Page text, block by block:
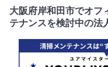
大阪府岸和田市でオフ
テナンスを検討中の法